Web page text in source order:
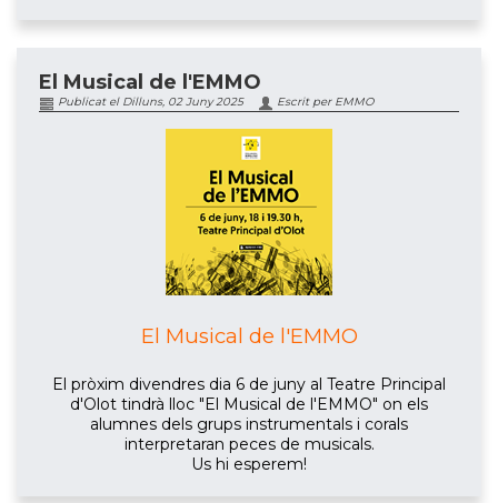
El Musical de l'EMMO
Publicat el Dilluns, 02 Juny 2025 Escrit per EMMO
El Musical de l'EMMO
El pròxim divendres dia 6 de juny al Teatre Principal
d'Olot tindrà lloc "El Musical de l'EMMO" on els
alumnes dels grups instrumentals i corals
interpretaran peces de musicals.
Us hi esperem!